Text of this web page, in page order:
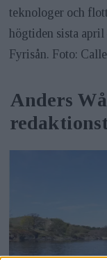
teknologer och
högtiden sista
Fyrisån. Foto:
Anders